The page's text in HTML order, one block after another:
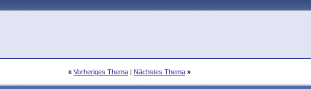
« Vorheriges Thema | Nächstes Thema »